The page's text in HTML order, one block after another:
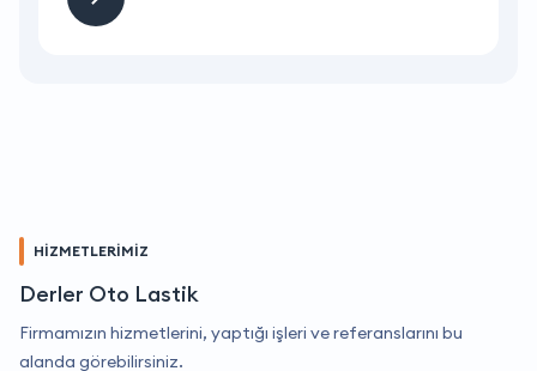
HİZMETLERİMİZ
Derler Oto Lastik
Firmamızın hizmetlerini, yaptığı işleri ve referanslarını bu
alanda görebilirsiniz.